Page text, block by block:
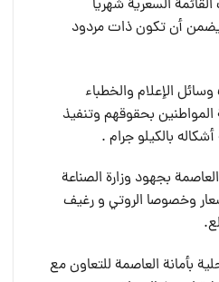
السعرية شهريا
أن تكون ذات مردود
الإعلام والخطباء
بحقوقهم وتنفيذ
بالكيلو جرام .
بجهود وزارة الصناعة
وخصوصا الروتي و رغيف
بأمانة العاصمة للتعاون مع